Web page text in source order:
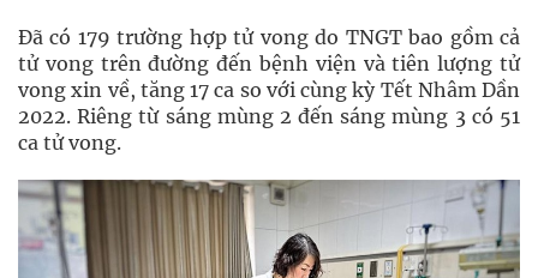
Đã có 179 trường hợp tử vong do TNGT bao gồm cả
tử vong trên đường đến bệnh viện và tiên lượng tử
vong xin về, tăng 17 ca so với cùng kỳ Tết Nhâm Dần
2022. Riêng từ sáng mùng 2 đến sáng mùng 3 có 51
ca tử vong.